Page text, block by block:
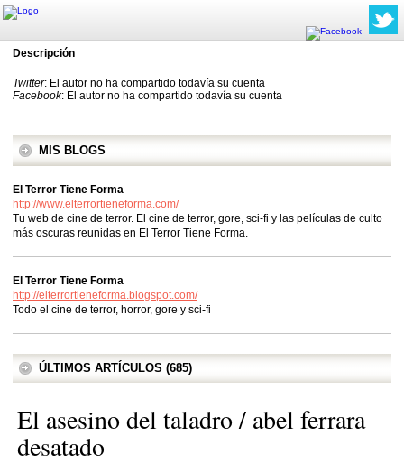
Descripción
Twitter: El autor no ha compartido todavía su cuenta
Facebook: El autor no ha compartido todavía su cuenta
MIS BLOGS
El Terror Tiene Forma
http://www.elterrortieneforma.com/
Tu web de cine de terror. El cine de terror, gore, sci-fi y las películas de culto
más oscuras reunidas en El Terror Tiene Forma.
El Terror Tiene Forma
http://elterrortieneforma.blogspot.com/
Todo el cine de terror, horror, gore y sci-fi
ÚLTIMOS ARTÍCULOS (685)
El asesino del taladro / abel ferrara
desatado